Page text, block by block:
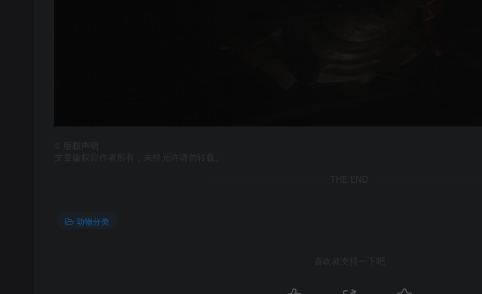
版权声明
文章版权归作者所有，未经允许请勿转载。
THE END
动物分类
喜欢就支持一下吧